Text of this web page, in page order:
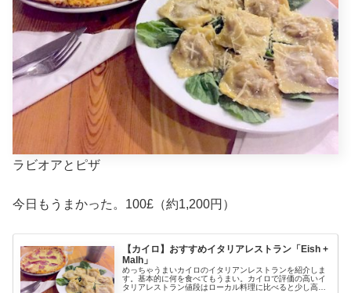
ラビオアとピザ
今日もうまかった。100£（約1,200円）
【カイロ】おすすめイタリアレストラン「Eish +
Malh」
めっちゃうまいカイロのイタリアンレストランを紹介しま
す。基本的に何を食べてもうまい。カイロで評価の高いイ
タリアレストラン値段はローカル料理に比べると少し高め